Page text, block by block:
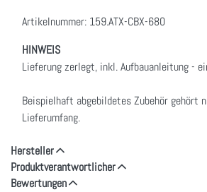
Artikelnummer: 159.ATX-CBX-680
HINWEIS
Lieferung zerlegt, inkl. Aufbauanleitung -
Beispielhaft abgebildetes Zubehör gehört
Lieferumfang.
Hersteller
Produktverantwortlicher
Bewertungen